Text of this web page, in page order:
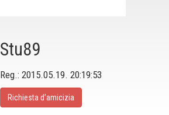
Stu89
Reg.: 2015.05.19. 20:19:53
Richiesta d’amicizia